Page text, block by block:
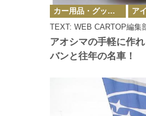
アオシマの手軽に作
バンと往年の名車！
TEXT: WEB CARTOP編集
カ
テ
ゴ
リ
ー
カー用品・グッズ情報 ア